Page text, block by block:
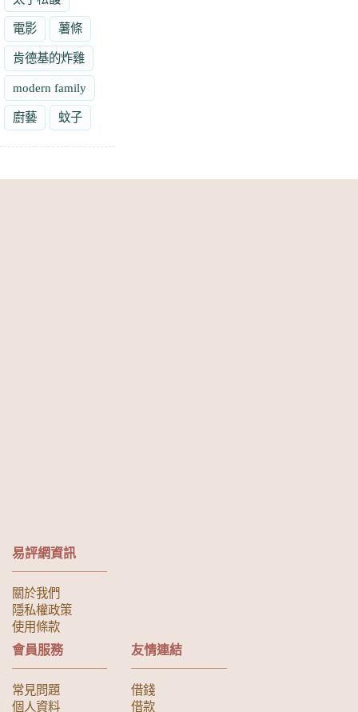
電影 薯條
肯德基的炸雞
modern family
廚藝 蚊子
易評網資訊
關於我們
隱私權政策
使用條款
會員服務
常見問題
個人資料
友情連結
借錢
借款